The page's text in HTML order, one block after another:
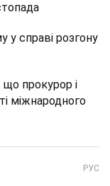
у справі розгону
прокурор і
міжнародного
РУС